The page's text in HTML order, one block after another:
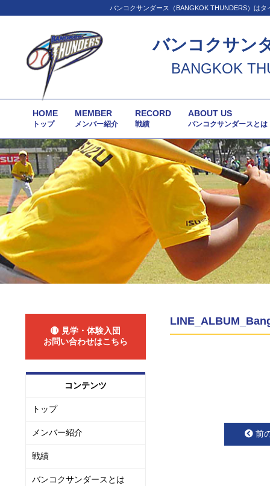
バンコクサンダース（BANGKOK THUNDERS）は
バンコクサン
BANGKOK
HOME
トップ
MEMBER
メンバー紹介
RECORD
戦績
ABOUT US
バンコクサンダースとは
前
見学・体験入団
お問い合わせはこちら
コンテンツ
トップ
メンバー紹介
戦績
バンコクサンダースとは